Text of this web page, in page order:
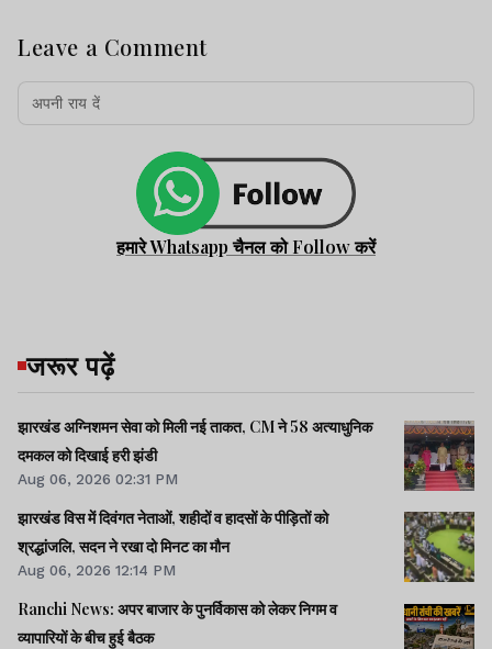
Leave a Comment
हमारे Whatsapp चैनल को Follow करें
जरूर पढ़ें
झारखंड अग्निशमन सेवा को मिली नई ताकत, CM ने 58 अत्याधुनिक
दमकल को दिखाई हरी झंडी
Aug 06, 2026 02:31 PM
झारखंड विस में दिवंगत नेताओं, शहीदों व हादसों के पीड़ितों को
श्रद्धांजलि, सदन ने रखा दो मिनट का मौन
Aug 06, 2026 12:14 PM
Ranchi News: अपर बाजार के पुनर्विकास को लेकर निगम व
व्यापारियों के बीच हुई बैठक